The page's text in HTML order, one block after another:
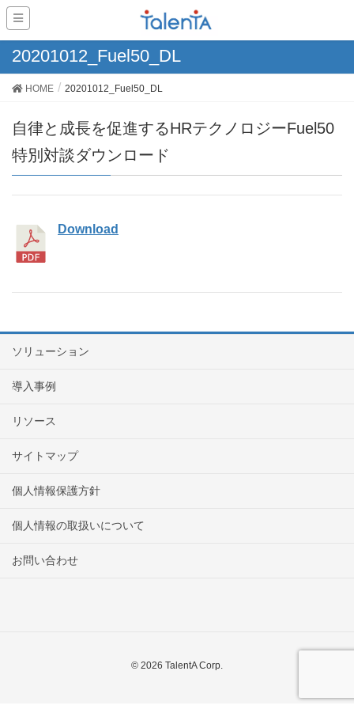
20201012_Fuel50_DL
HOME 20201012_Fuel50_DL
自律と成長を促進するHRテクノロジーFuel50
特別対談ダウンロード
Download
ソリューション
導入事例
リソース
サイトマップ
個人情報保護方針
個人情報の取扱いについて
お問い合わせ
© 2026 TalentA Corp.